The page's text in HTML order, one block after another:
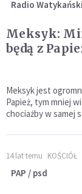
Radio
Meksyk:
będą z
Meksyk jest
Papież, tym mniej
chociażby w samej
14 lat temu KOŚCIÓŁ
PAP / psd